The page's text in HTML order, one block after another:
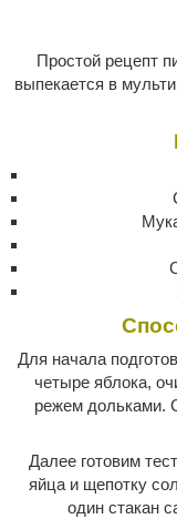
Простой рецепт
выпекается в
Для начала
четыре яблока,
режем дольками.
Далее готовим
яйца и щепотку
один стакан